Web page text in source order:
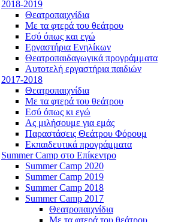
2018-2019
Θεατροπαιχνίδια
Με τα φτερά του θεάτρου
Εσύ όπως και εγώ
Εργαστήρια Ενηλίκων
Θεατροπαιδαγωγικά προγράμματα
Αυτοτελή εργαστήρια παιδιών
2017-2018
Θεατροπαιχνίδια
Με τα φτερά του θεάτρου
Εσύ όπως κι εγώ
Ας μιλήσουμε για εμάς
Παραστάσεις Θεάτρου Φόρουμ
Εκπαιδευτικά προγράμματα
Summer Camp στο Επίκεντρο
Summer Camp 2020
Summer Camp 2019
Summer Camp 2018
Summer Camp 2017
Θεατροπαιχνίδια
Με τα φτερά του θεάτρου